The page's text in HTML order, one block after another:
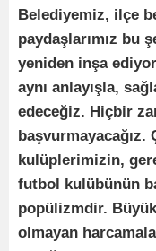
Belediyemiz, ilçe
paydaşlarımız bu
yeniden inşa
aynı anlayışla,
edeceğiz. Hiçbir
başvurmayacağız.
kulüplerimizin,
futbol kulübünün
popülizmdir.
olmayan